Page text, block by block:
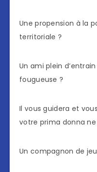
Une propension à la
territoriale ?
Un ami plein
fougueuse ?
Il vous guidera et
votre prima donna
Un compagnon de